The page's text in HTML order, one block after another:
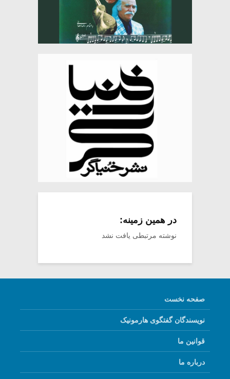
در همین زمینه:
نوشته مرتبطی یافت نشد
صفحه نخست
نویسندگان گفتگوی هارمونیک
قوانین ما
درباره ما